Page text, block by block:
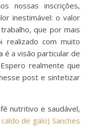
nossas inscrições,
inestimável: o valor
que por mais
com muito
é a visão particular de
realmente que
post e sintetizar
nutritivo e saudável,
de galo) Sanches